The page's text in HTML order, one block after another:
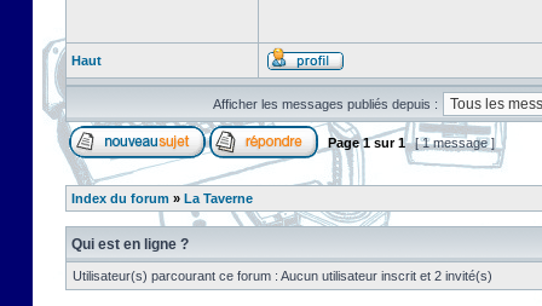
Haut
Afficher les messages publiés depuis :
Page1sur1 [ 1 message ]
Index du forum » La Taverne
Qui est en ligne ?
Utilisateur(s) parcourant ce forum : Aucun utilisateur inscrit et 2 invité(s)